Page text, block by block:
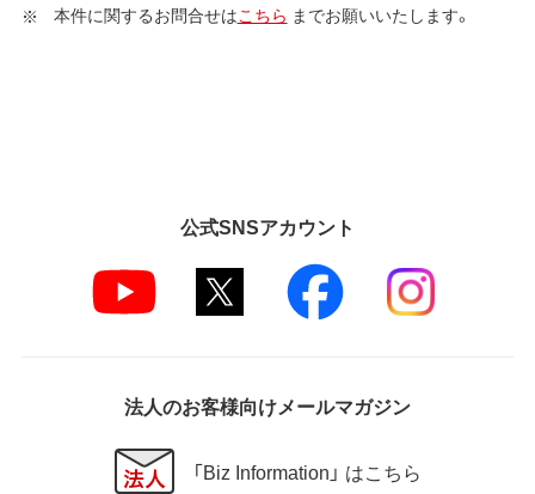
本件に関するお問合せはこちら までお願いいたします。
公式SNSアカウント
法人のお客様向けメールマガジン
「Biz Information」 はこちら